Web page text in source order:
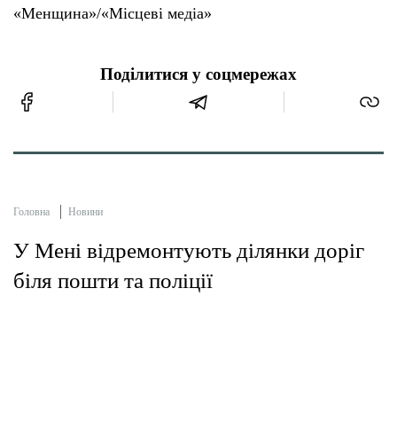
«Менщина»/«Місцеві медіа»
Поділитися у соцмережах
Головна Новини
У Мені відремонтують ділянки доріг
біля пошти та поліції